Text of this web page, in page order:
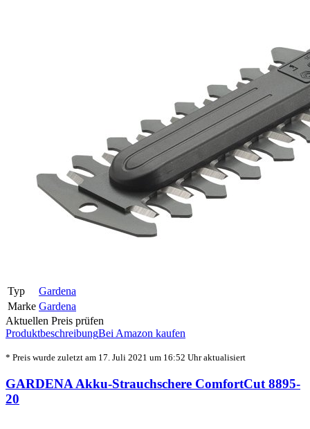
Typ
Gardena
Marke Gardena
Aktuellen Preis prüfen
ProduktbeschreibungBei Amazon kaufen
* Preis wurde zuletzt am 17. Juli 2021 um 16:52 Uhr aktualisiert
GARDENA Akku-Strauchschere ComfortCut 8895-
20